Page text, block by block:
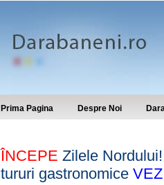
Prima Pagina Despre Noi
ÎNCEPE Zilele
tururi gastronomice